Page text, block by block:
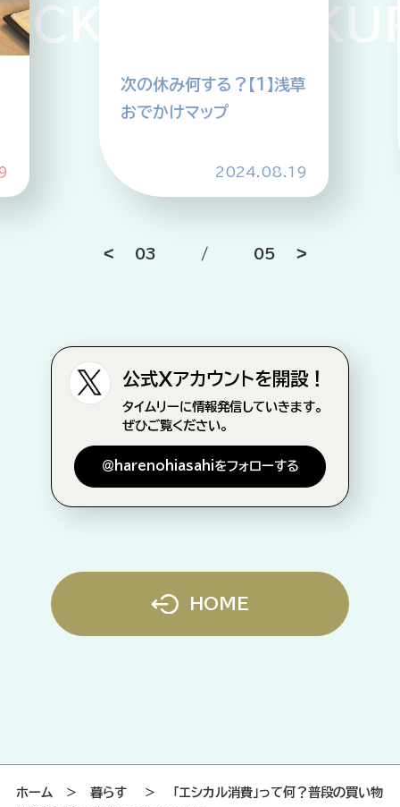
PICKUP
次の休み何する？【1】浅草
おでかけマップ
2024.08.19
03 / 05
公式Xアカウントを開設！
タイムリーに情報発信していきます。
ぜひご覧ください。
＠harenohiasahiをフォローする
HOME
ホーム＞ 暮らす＞
「エシカル消費」って何？普段の買い物